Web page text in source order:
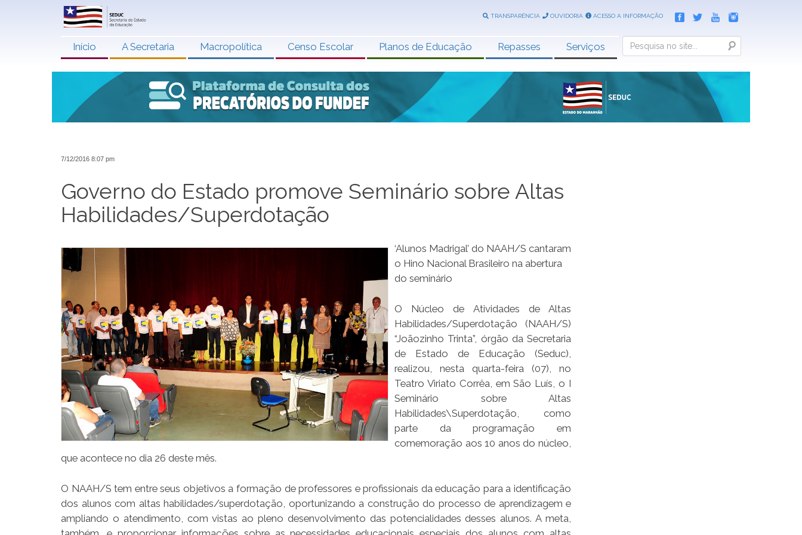
TRANSPARÊNCIA OUVIDORIA ACESSO A INFORMAÇÃO
Início A Secretaria Macropolítica Censo Escolar Planos de Educação Repasses Serviços Search
7/12/2016 8:07 pm
Governo do Estado promove Seminário sobre Altas
Habilidades/Superdotação
‘Alunos Madrigal’ do NAAH/S cantaram
o Hino Nacional Brasileiro na abertura
do seminário
O Núcleo de Atividades de Altas
Habilidades/Superdotação (NAAH/S)
“Joãozinho Trinta”, órgão da Secretaria
de Estado de Educação (Seduc),
realizou, nesta quarta-feira (07), no
Teatro Viriato Corrêa, em São Luís, o I
Seminário sobre Altas
Habilidades\Superdotação, como
parte da programação em
comemoração aos 10 anos do núcleo,
que acontece no dia 26 deste mês.
O NAAH/S tem entre seus objetivos a formação de professores e profissionais da educação para a identificação
dos alunos com altas habilidades/superdotação, oportunizando a construção do processo de aprendizagem e
ampliando o atendimento, com vistas ao pleno desenvolvimento das potencialidades desses alunos. A meta,